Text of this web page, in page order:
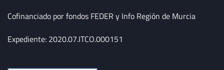
Cofinanciado por fondos FEDER y Info Región de Murcia
Expediente: 2020.07.ITCO.000151